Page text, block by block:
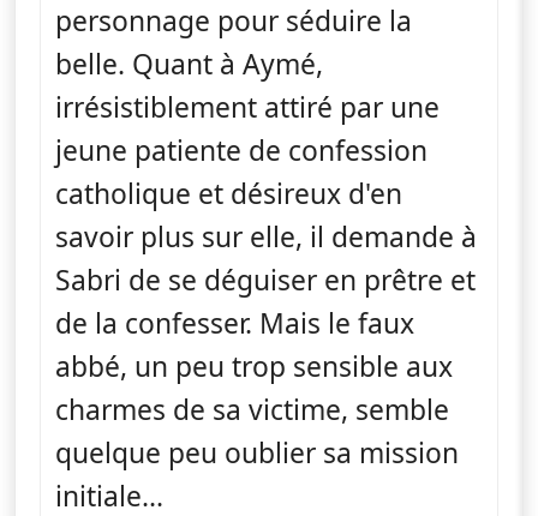
personnage pour séduire la
belle. Quant à Aymé,
irrésistiblement attiré par une
jeune patiente de confession
catholique et désireux d'en
savoir plus sur elle, il demande à
Sabri de se déguiser en prêtre et
de la confesser. Mais le faux
abbé, un peu trop sensible aux
charmes de sa victime, semble
quelque peu oublier sa mission
initiale...